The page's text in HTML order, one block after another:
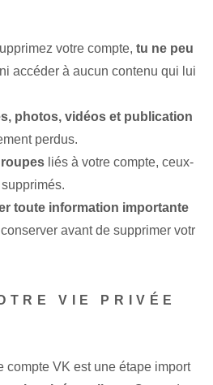
votre compte, tu ne peu
ni accéder à aucun contenu qui lui
photos, vidéos et publication
perdus.
liés à votre compte, ceux-
toute information importante
avant⁤ de supprimer votr
VIE PRIVÉE
compte VK est une étape import